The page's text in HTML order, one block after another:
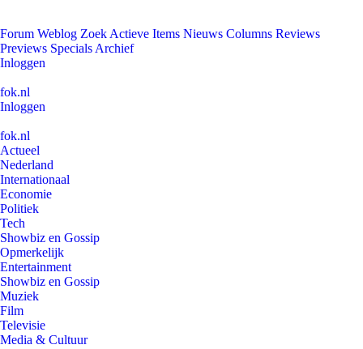
Forum Weblog Zoek Actieve Items Nieuws Columns Reviews
Previews Specials Archief
Inloggen
fok.nl
Inloggen
fok.nl
Actueel
Nederland
Internationaal
Economie
Politiek
Tech
Showbiz en Gossip
Opmerkelijk
Entertainment
Showbiz en Gossip
Muziek
Film
Televisie
Media & Cultuur